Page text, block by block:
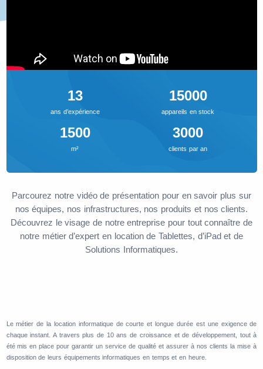
13
ans d’expérience
15000
appareils en stock
1500
m²
3000
clients par an
Parcourez notre vidéo de présentation pour en savoir plus sur
nos équipes, nos infrastructures, nos produits et nos clients.
Découvrez le visage de notre entreprise pour tout connaître de
notre métier d’expert en location de Tablettes, d’iPad et de
Solutions Informatiques.
Le métier de la location informatique de courte et longue durée est une exigence de
chaque instant. A travers plus de 10 ans de croissance et de développement, tout à
été mis en place pour garantir un service de qualité et assurer à nos clients la mise à
disposition de leurs équipements informatiques en temps et en heure.